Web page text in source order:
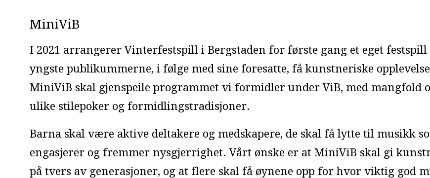
MiniViB
I 2021 arrangerer Vinterfestspill i Bergstaden for første gang et eget
yngste publikummerne, i følge med sine foresatte, få kunstneriske
MiniViB skal gjenspeile programmet vi formidler under ViB, med mangfold
ulike stilepoker og formidlingstradisjoner.
Barna skal være aktive deltakere og medskapere, de skal få lytte til musikk
engasjerer og fremmer nysgjerrighet. Vårt ønske er at MiniViB skal gi
på tvers av generasjoner, og at flere skal få øynene opp for hvor viktig god